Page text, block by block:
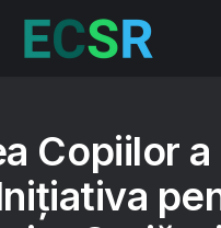
Copiilor a